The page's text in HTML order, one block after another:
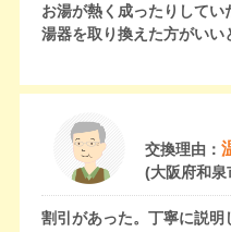
お湯が熱く成ったりして
湯器を取り換えた方がいい
交換理由：
(大阪府和泉
割引があった。丁寧に説明